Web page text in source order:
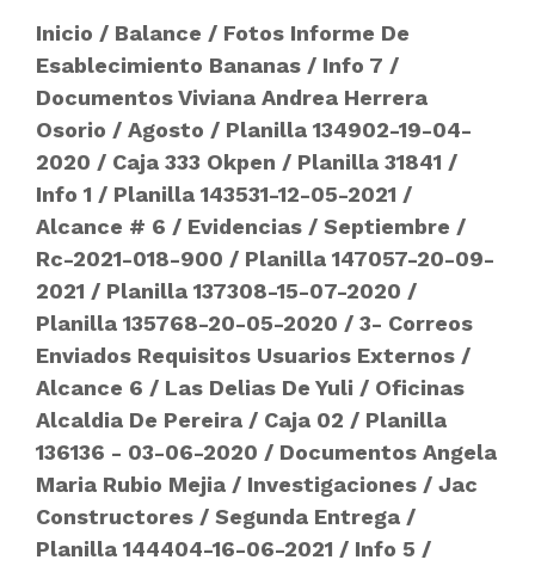
Inicio / Balance / Fotos Informe De
Esablecimiento Bananas / Info 7 /
Documentos Viviana Andrea Herrera
Osorio / Agosto / Planilla 134902-19-04-
2020 / Caja 333 Okpen / Planilla 31841 /
Info 1 / Planilla 143531-12-05-2021 /
Alcance # 6 / Evidencias / Septiembre /
Rc-2021-018-900 / Planilla 147057-20-09-
2021 / Planilla 137308-15-07-2020 /
Planilla 135768-20-05-2020 / 3- Correos
Enviados Requisitos Usuarios Externos /
Alcance 6 / Las Delias De Yuli / Oficinas
Alcaldia De Pereira / Caja 02 / Planilla
136136 - 03-06-2020 / Documentos Angela
Maria Rubio Mejia / Investigaciones / Jac
Constructores / Segunda Entrega /
Planilla 144404-16-06-2021 / Info 5 /